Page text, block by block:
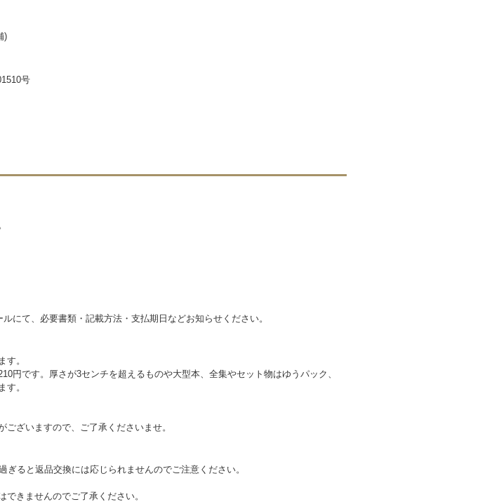
)
号
にて、必要書類・記載方法・支払期日などお知らせください。
す。
円です。厚さが3センチを超えるものや大型本、全集やセット物はゆうパック、
す。
ざいますので、ご了承くださいませ。
ると返品交換には応じられませんのでご注意ください。
きませんのでご了承ください。